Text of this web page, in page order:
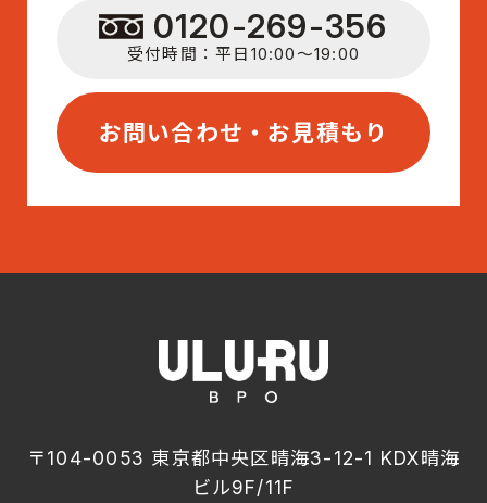
0120-269-356
受付時間：平日10:00〜19:00
お問い合わせ・お見積もり
〒104-0053 東京都中央区晴海3-12-1 KDX晴海
ビル9F/11F